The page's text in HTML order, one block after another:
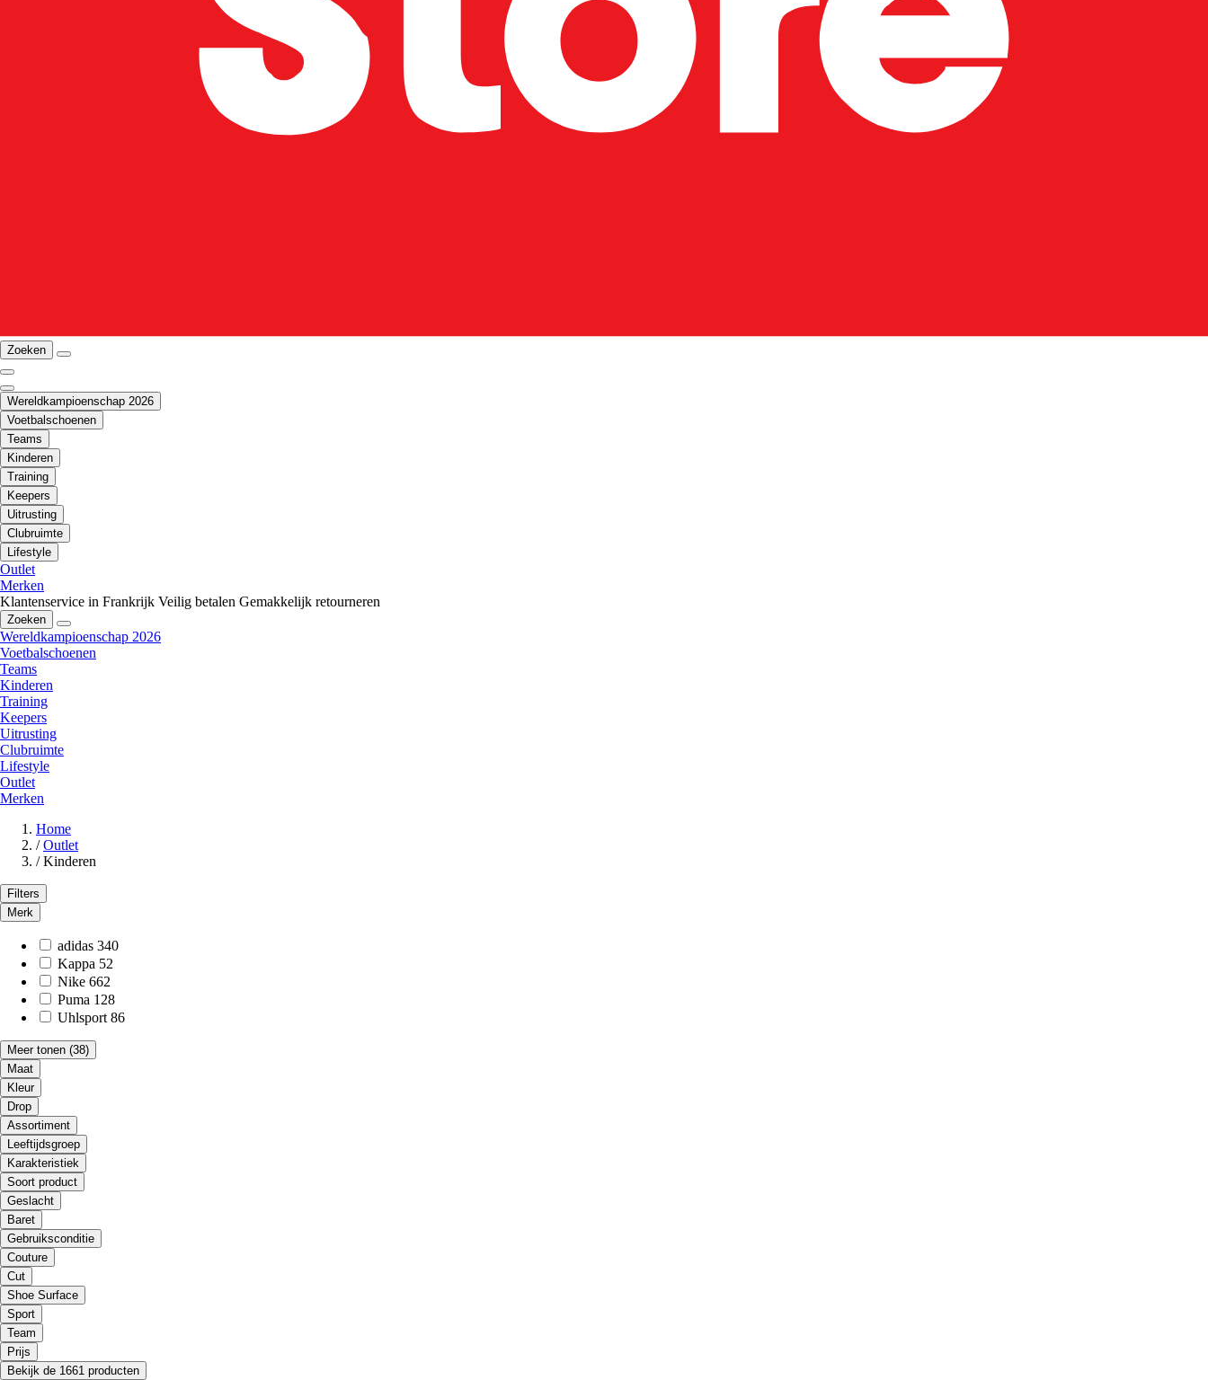
Zoeken
Wereldkampioenschap 2026
Voetbalschoenen
Teams
Kinderen
Training
Keepers
Uitrusting
Clubruimte
Lifestyle
Outlet
Merken
Klantenservice in Frankrijk Veilig betalen Gemakkelijk retourneren
Zoeken
Wereldkampioenschap 2026
Voetbalschoenen
Teams
Kinderen
Training
Keepers
Uitrusting
Clubruimte
Lifestyle
Outlet
Merken
Home
/ Outlet
/ Kinderen
Filters
Merk
adidas 340
Kappa 52
Nike 662
Puma 128
Uhlsport 86
Meer tonen (38)
Maat
Kleur
Drop
Assortiment
Leeftijdsgroep
Karakteristiek
Soort product
Geslacht
Baret
Gebruiksconditie
Couture
Cut
Shoe Surface
Sport
Team
Prijs
Bekijk de 1661 producten